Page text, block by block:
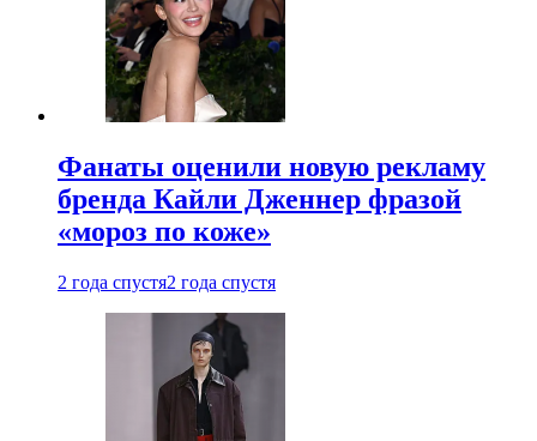
Фанаты оценили новую рекламу
бренда Кайли Дженнер фразой
«мороз по коже»
2 года спустя2 года спустя